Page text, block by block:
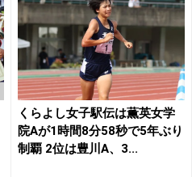
くらよし女子駅伝は薫英女学
院Aが1時間8分58秒で5年ぶり
制覇 2位は豊川A、3...